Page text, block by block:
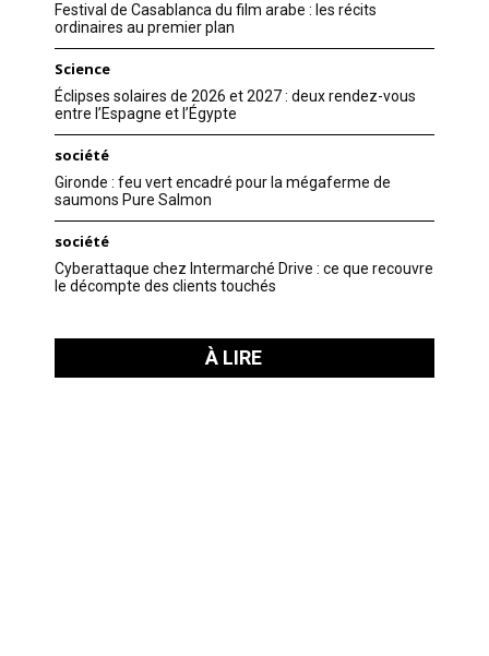
Festival de Casablanca du film arabe : les récits
ordinaires au premier plan
Science
Éclipses solaires de 2026 et 2027 : deux rendez-vous
entre l’Espagne et l’Égypte
société
Gironde : feu vert encadré pour la mégaferme de
saumons Pure Salmon
société
Cyberattaque chez Intermarché Drive : ce que recouvre
le décompte des clients touchés
À LIRE